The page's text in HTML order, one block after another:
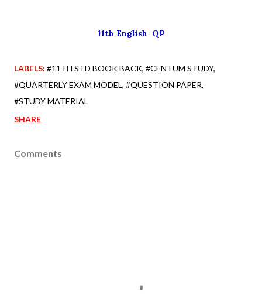
11th English QP
LABELS: #11TH STD BOOK BACK #CENTUM STUDY
#QUARTERLY EXAM MODEL #QUESTION PAPER
#STUDY MATERIAL
SHARE
Comments